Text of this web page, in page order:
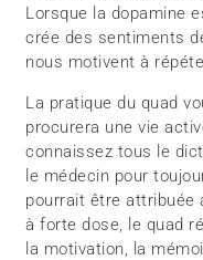
Lorsque la dopamine
crée des sentiments
nous motivent à
La pratique du quad
procurera une vie
connaissez tous le
le médecin pour
pourrait être attribuée
à forte dose, le quad
la motivation, la